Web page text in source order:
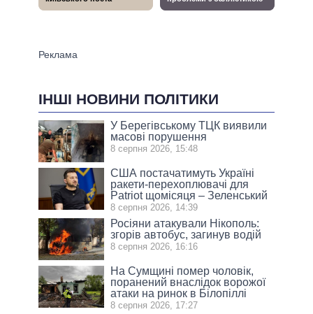
ІНШІ НОВИНИ ПОЛІТИКИ
У Берегівському ТЦК виявили
масові порушення
8 серпня 2026, 15:48
США постачатимуть Україні
ракети-перехоплювачі для
Patriot щомісяця – Зеленський
8 серпня 2026, 14:39
Росіяни атакували Нікополь:
згорів автобус, загинув водій
8 серпня 2026, 16:16
На Сумщині помер чоловік,
поранений внаслідок ворожої
атаки на ринок в Білопіллі
8 серпня 2026, 17:27